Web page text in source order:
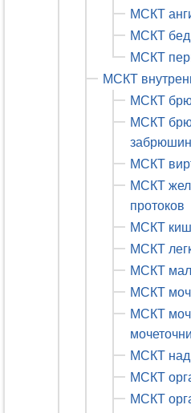
МСКТ
МСКТ
МСКТ
МСКТ
МСКТ
МСКТ
МСКТ
МСКТ
протоков
МСКТ
МСКТ
МСКТ
МСКТ
МСКТ
МСКТ
МСКТ
МСКТ